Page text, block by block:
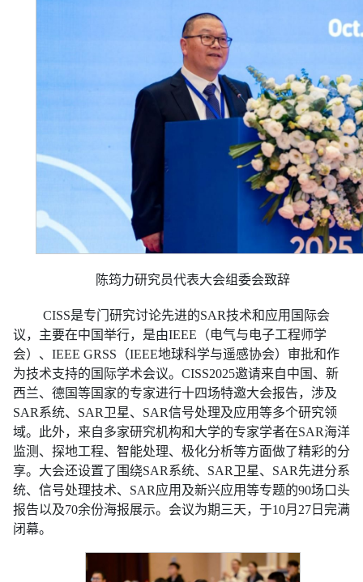
陈筠力研究员代表大会组委会致辞
CISS是专门研究讨论先进的SAR技术和应用国际会
议，主要在中国举行，是由IEEE（电气与电子工程师学
会）、IEEE GRSS（IEEE地球科学与遥感协会）审批和作
为技术支持的国际学术会议。CISS2025邀请来自中国、新
西兰、德国等国家的专家进行十四场特邀大会报告，涉及
SAR系统、SAR卫星、SAR信号处理及应用等多个研究领
域。此外，来自多家研究机构和大学的专家学者在SAR海洋
监测、探地工程、智能处理、极化分析等方面做了精彩的分
享。大会还设置了围绕SAR系统、SAR卫星、SAR先进分系
统、信号处理技术、SAR应用及新兴应用等专题的90场口头
报告以及70余份海报展示。会议为期三天，于10月27日完满
闭幕。